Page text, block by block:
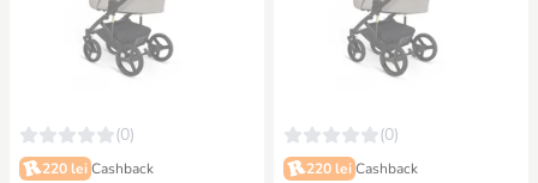
(0)
220 lei Cashback
(0)
220 lei Cashback